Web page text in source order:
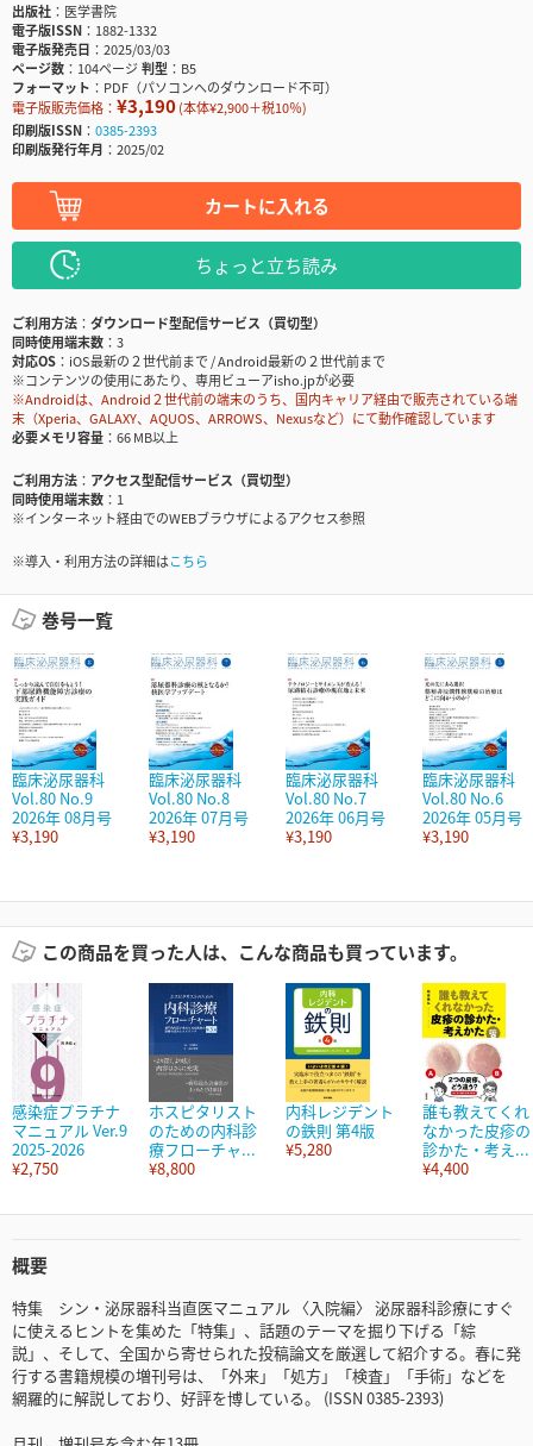
出版社
医学書院
電子版ISSN
1882-1332
電子版発売日
2025/03/03
ページ数
104ページ判型
B5
フォーマット
PDF（パソコンへのダウンロード不可）
電子版販売価格： ¥3,190(本体¥2,900＋税10％)
印刷版ISSN
0385-2393
印刷版発行年月
2025/02
カートに入れる
ちょっと立ち読み
ご利用方法
ダウンロード型配信サービス（買切型）
同時使用端末数
3
対応OS
iOS最新の２世代前まで / Android最新の２世代前まで
※コンテンツの使用にあたり、専用ビューアisho.jpが必要
※Androidは、Android２世代前の端末のうち、国内キャリア経由で販売されている端
末（Xperia、GALAXY、AQUOS、ARROWS、Nexusなど）にて動作確認しています
必要メモリ容量
66 MB以上
ご利用方法
アクセス型配信サービス（買切型）
同時使用端末数
1
※インターネット経由でのWEBブラウザによるアクセス参照
※導入・利用方法の詳細はこちら
巻号一覧
臨床泌尿器科
Vol.80 No.9
2026年 08月号
¥3,190
臨床泌尿器科
Vol.80 No.8
2026年 07月号
¥3,190
臨床泌尿器科
Vol.80 No.7
2026年 06月号
¥3,190
臨床泌尿器科
Vol.80 No.6
2026年 05月号
¥3,190
この商品を買った人は、こんな商品も買っています。
感染症プラチナ
マニュアル Ver.9
2025-2026
¥2,750
ホスピタリスト
のための内科診
療フローチャ...
¥8,800
内科レジデント
の鉄則 第4版
¥5,280
誰も教えてくれ
なかった皮疹の
診かた・考え...
¥4,400
概要
特集 シン・泌尿器科当直医マニュアル 〈入院編〉 泌尿器科診療にすぐ
に使えるヒントを集めた「特集」、話題のテーマを掘り下げる「綜
説」、そして、全国から寄せられた投稿論文を厳選して紹介する。春に発
行する書籍規模の増刊号は、「外来」「処方」「検査」「手術」などを
網羅的に解説しており、好評を博している。 (ISSN 0385-2393)